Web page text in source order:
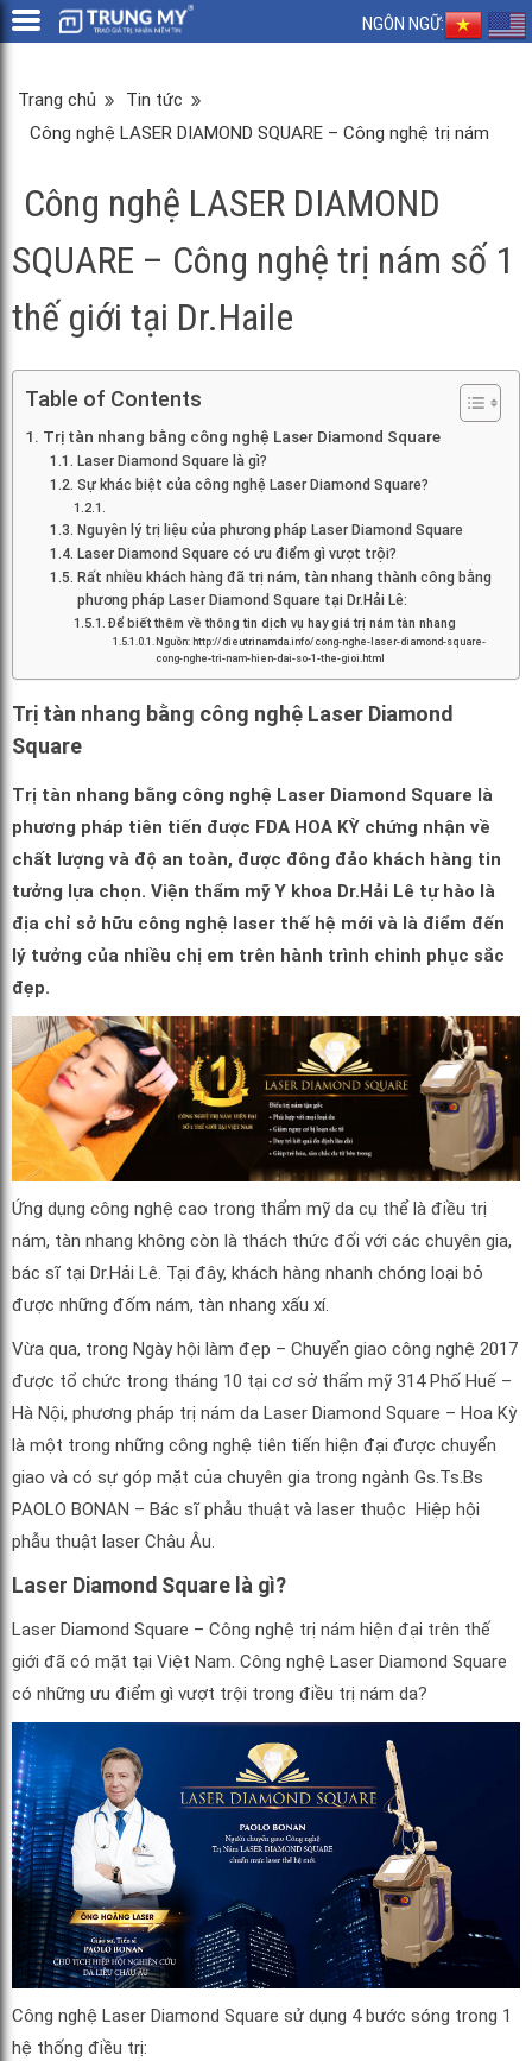
NGÔN NGỮ:
Trang chủ
Tin tức
Công nghệ LASER DIAMOND SQUARE – Công nghệ trị nám
Công nghệ LASER DIAMOND
SQUARE – Công nghệ trị nám số 1
thế giới tại Dr.Haile
Table of Contents
Trị tàn nhang bằng công nghệ Laser Diamond Square
Laser Diamond Square là gì?
Sự khác biệt của công nghệ Laser Diamond Square?
Nguyên lý trị liệu của phương pháp Laser Diamond Square
Laser Diamond Square có ưu điểm gì vượt trội?
Rất nhiều khách hàng đã trị nám, tàn nhang thành công bằng
phương pháp Laser Diamond Square tại Dr.Hải Lê:
Để biết thêm về thông tin dịch vụ hay giá trị nám tàn nhang
Nguồn: http://dieutrinamda.info/cong-nghe-laser-diamond-square-
cong-nghe-tri-nam-hien-dai-so-1-the-gioi.html
Trị tàn nhang bằng công nghệ Laser Diamond
Square
Trị tàn nhang bằng công nghệ Laser Diamond Square là
phương pháp tiên tiến được FDA HOA KỲ chứng nhận về
chất lượng và độ an toàn, được đông đảo khách hàng tin
tưởng lựa chọn. Viện thẩm mỹ Y khoa Dr.Hải Lê tự hào là
địa chỉ sở hữu công nghệ laser thế hệ mới và là điểm đến
lý tưởng của nhiều chị em trên hành trình chinh phục sắc
đẹp.
Ứng dụng công nghệ cao trong thẩm mỹ da cụ thể là điều trị
nám, tàn nhang không còn là thách thức đối với các chuyên gia,
bác sĩ tại Dr.Hải Lê. Tại đây, khách hàng nhanh chóng loại bỏ
được những đốm nám, tàn nhang xấu xí.
Vừa qua, trong Ngày hội làm đẹp – Chuyển giao công nghệ 2017
được tổ chức trong tháng 10 tại cơ sở thẩm mỹ 314 Phố Huế –
Hà Nội, phương pháp trị nám da Laser Diamond Square – Hoa Kỳ
là một trong những công nghệ tiên tiến hiện đại được chuyển
giao và có sự góp mặt của chuyên gia trong ngành Gs.Ts.Bs
PAOLO BONAN – Bác sĩ phẫu thuật và laser thuộc Hiệp hội
phẫu thuật laser Châu Âu.
Laser Diamond Square là gì?
Laser Diamond Square – Công nghệ trị nám hiện đại trên thế
giới đã có mặt tại Việt Nam. Công nghệ Laser Diamond Square
có những ưu điểm gì vượt trội trong điều trị nám da?
Công nghệ Laser Diamond Square sử dụng 4 bước sóng trong 1
hệ thống điều trị: